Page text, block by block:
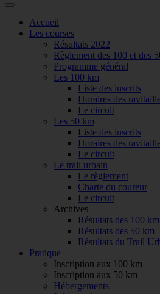
Accueil
Les courses
Résultats 2022
Règlement des 100 et des
Programme général
Les 100 km
Liste des inscrits
Horaires des
Le circuit
Les 50 km
Liste des inscrits
Horaires des
Le circuit
Le trail urbain
Le règlement
Charte du coureur
Le circuit
Archives
Résultats des 100 km
Résultats des 50 km
Résultats du Trail
Pratique
Inscription aux 100 km
Inscription aux 50 km
Hébergements